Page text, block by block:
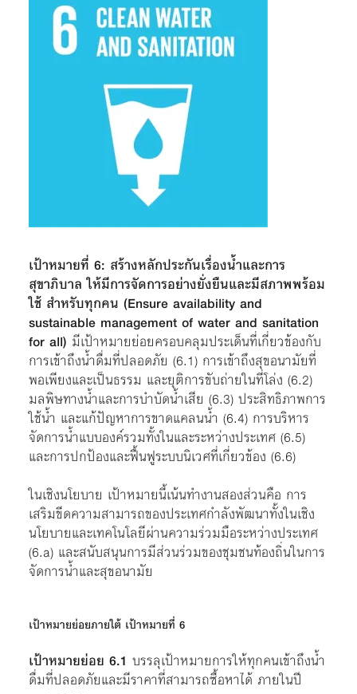
เป้าหมายที่ 6: สร้างหลักประกันเรื่องน้ำและการ
สุขาภิบาล ให้มีการจัดการอย่างยั่งยืนและมีสภาพพร้อม
ใช้ สำหรับทุกคน (Ensure availability and
sustainable management of water and sanitation
for all) มีเป้าหมายย่อยครอบคลุมประเด็นที่เกี่ยวข้องกับ
การเข้าถึงน้ำดื่มที่ปลอดภัย (6.1) การเข้าถึงสุขอนามัยที่
พอเพียงและเป็นธรรม และยุติการขับถ่ายในที่โล่ง (6.2)
มลพิษทางน้ำและการบำบัดน้ำเสีย (6.3) ประสิทธิภาพการ
ใช้น้ำ และแก้ปัญหาการขาดแคลนน้ำ (6.4) การบริหาร
จัดการน้ำแบบองค์รวมทั้งในและระหว่างประเทศ (6.5)
และการปกป้องและฟื้นฟูระบบนิเวศที่เกี่ยวข้อง (6.6)
ในเชิงนโยบาย เป้าหมายนี้เน้นทำงานสองส่วนคือ การ
เสริมขีดความสามารถของประเทศกำลังพัฒนาทั้งในเชิง
นโยบายและเทคโนโลยีผ่านความร่วมมือระหว่างประเทศ
(6.a) และสนับสนุนการมีส่วนร่วมของชุมชนท้องถิ่นในการ
จัดการน้ำและสุขอนามัย
เป้าหมายย่อยภายใต้ เป้าหมายที่ 6
เป้าหมายย่อย 6.1 บรรลุเป้าหมายการให้ทุกคนเข้าถึงน้ำ
ดื่มที่ปลอดภัยและมีราคาที่สามารถซื้อหาได้ ภายในปี